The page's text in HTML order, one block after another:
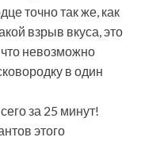
точно так же, как
взрыв вкуса, это
что невозможно
в один
за 25 минут!
этого